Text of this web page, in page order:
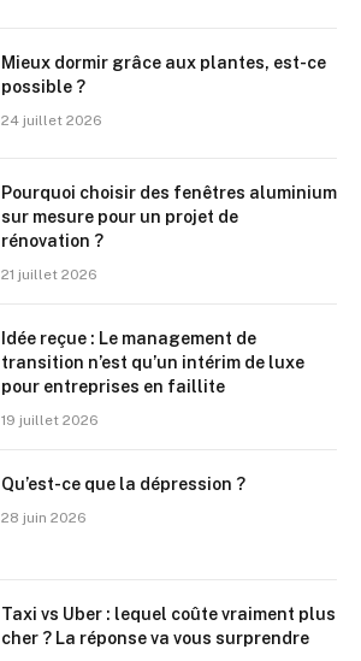
Mieux dormir grâce aux plantes, est-ce
possible ?
24 juillet 2026
Pourquoi choisir des fenêtres aluminium
sur mesure pour un projet de
rénovation ?
21 juillet 2026
Idée reçue : Le management de
transition n’est qu’un intérim de luxe
pour entreprises en faillite
19 juillet 2026
Qu’est-ce que la dépression ?
28 juin 2026
Taxi vs Uber : lequel coûte vraiment plus
cher ? La réponse va vous surprendre